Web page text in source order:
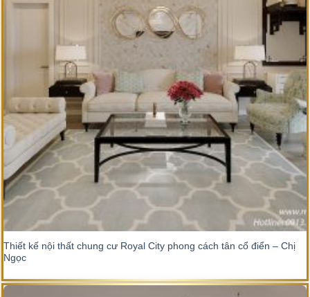
Thiết kế nội thất chung cư Royal City phong cách tân cổ điển – Chị
Ngọc